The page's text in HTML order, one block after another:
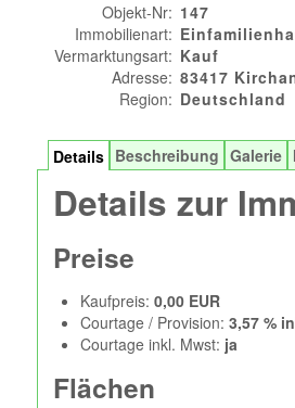
Objekt-Nr: 147
Immobilienart:
Vermarktungsart: Kauf
Adresse: 83417
Region: Deutschland
Details Beschreibung Galerie
Details zur
Preise
Kaufpreis: 0,00 EUR
Courtage / Provision: 3,57 %
Courtage inkl. Mwst: ja
Flächen